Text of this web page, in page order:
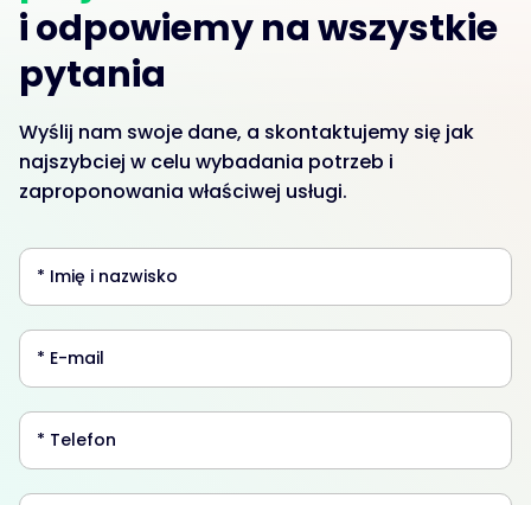
i odpowiemy na wszystkie
pytania
Wyślij nam swoje dane, a skontaktujemy się jak
najszybciej w celu wybadania potrzeb i
zaproponowania właściwej usługi.